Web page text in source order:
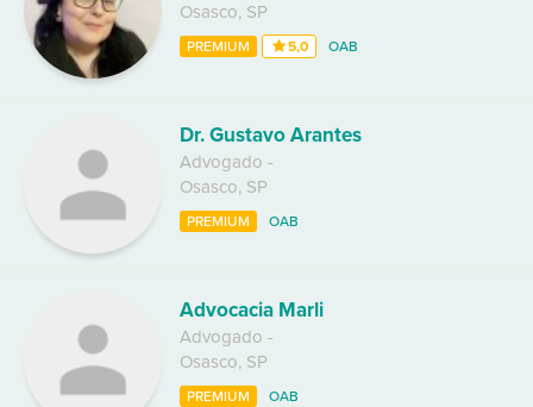
Osasco, SP
PREMIUM 5,0 OAB
Dr. Gustavo Arantes
Advogado -
Osasco, SP
PREMIUM OAB
Advocacia Marli
Advogado -
Osasco, SP
PREMIUM OAB